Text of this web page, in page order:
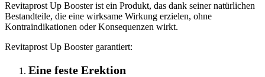
Revitaprost Up Booster ist ein Produkt, das dank seiner natürlichen
Bestandteile, die eine wirksame Wirkung erzielen, ohne
Kontraindikationen oder Konsequenzen wirkt.
Revitaprost Up Booster garantiert:
Eine feste Erektion